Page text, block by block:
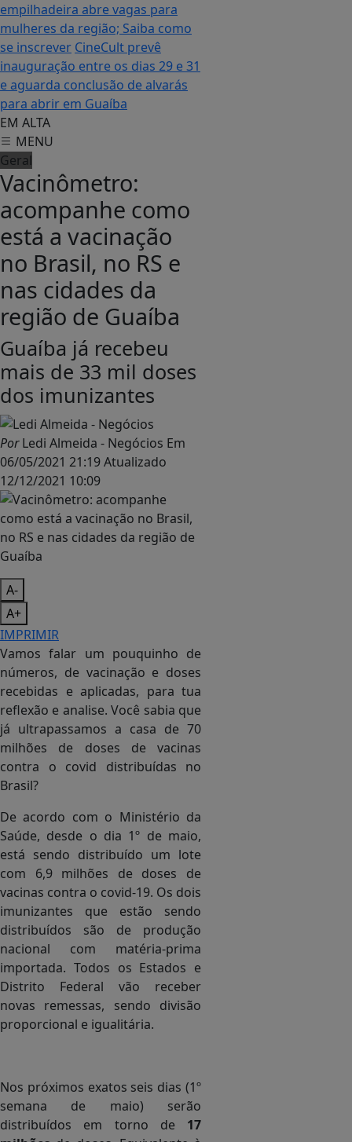
empilhadeira abre vagas para
mulheres da região; Saiba como
se inscrever CineCult prevê
inauguração entre os dias 29 e 31
e aguarda conclusão de alvarás
para abrir em Guaíba
EM ALTA
MENU
Geral
Vacinômetro:
acompanhe como
está a vacinação
no Brasil, no RS e
nas cidades da
região de Guaíba
Guaíba já recebeu
mais de 33 mil doses
dos imunizantes
PorLedi Almeida - Negócios Em
06/05/2021 21:19Atualizado
12/12/2021 10:09
A-
A+
IMPRIMIR
Vamos falar um pouquinho de
números, de vacinação e doses
recebidas e aplicadas, para tua
reflexão e analise. Você sabia que
já ultrapassamos a casa de 70
milhões de doses de vacinas
contra o covid distribuídas no
Brasil?
De acordo com o Ministério da
Saúde, desde o dia 1º de maio,
está sendo distribuído um lote
com 6,9 milhões de doses de
vacinas contra o covid-19. Os dois
imunizantes que estão sendo
distribuídos são de produção
nacional com matéria-prima
importada. Todos os Estados e
Distrito Federal vão receber
novas remessas, sendo divisão
proporcional e igualitária.
Nos próximos exatos seis dias (1º
semana de maio) serão
distribuídos em torno de 17